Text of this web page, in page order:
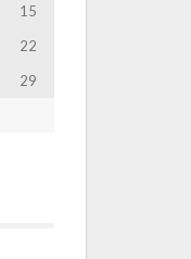
15
22
29